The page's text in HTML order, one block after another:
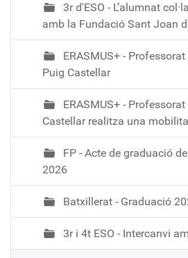
3r d'ESO - L’alumnat
amb la Fundació Sant Joan
ERASMUS+ -
Puig Castellar
ERASMUS+ -
Castellar realitza una
FP - Acte de graduació
2026
Batxillerat - Graduació
3r i 4t ESO - Intercanvi